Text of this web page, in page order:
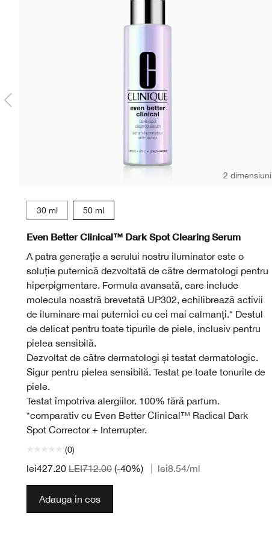
2 dimensiuni
30 ml 50 ml
Even Better Clinical™ Dark Spot Clearing Serum
A patra generație a serului nostru iluminator este o
soluție puternică dezvoltată de către dermatologi pentru
hiperpigmentare. Formula avansată, care include
molecula noastră brevetată UP302, echilibrează activii
de iluminare mai puternici cu cei mai calmanți.* Destul
de delicat pentru toate tipurile de piele, inclusiv pentru
pielea sensibilă.
Dezvoltat de către dermatologi și testat dermatologic.
Sigur pentru pielea sensibilă. Testat pe toate tonurile de
piele.
Testat împotriva alergiilor. 100% fără parfum.
*comparativ cu Even Better Clinical™ Radical Dark
Spot Corrector + Interrupter.
(0)
lei427.20 LEI712.00 (-40%) lei8.54/ml
Adauga in cos